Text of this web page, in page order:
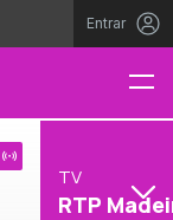
Entrar
TV
RTP